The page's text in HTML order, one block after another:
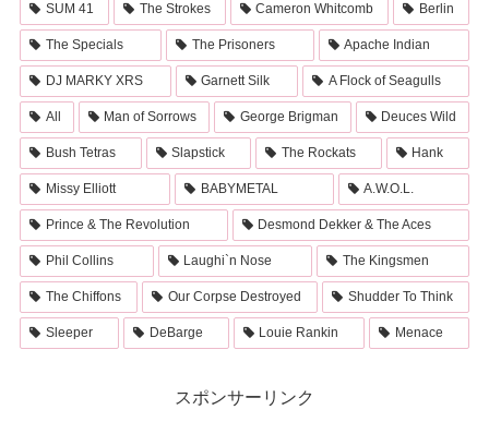
SUM 41 The Strokes Cameron Whitcomb Berlin
The Specials The Prisoners Apache Indian
DJ MARKY XRS Garnett Silk A Flock of Seagulls
All Man of Sorrows George Brigman Deuces Wild
Bush Tetras Slapstick The Rockats Hank
Missy Elliott BABYMETAL A.W.O.L.
Prince & The Revolution Desmond Dekker & The Aces
Phil Collins Laughi`n Nose The Kingsmen
The Chiffons Our Corpse Destroyed Shudder To Think
Sleeper DeBarge Louie Rankin Menace
スポンサーリンク